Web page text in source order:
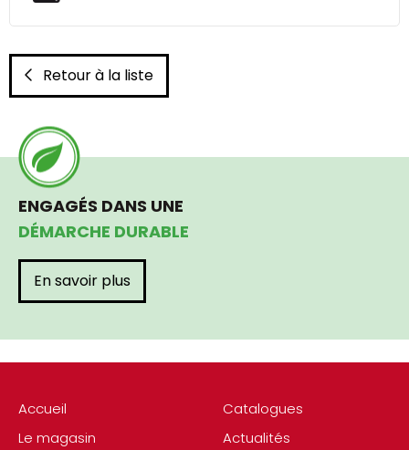
Retour à la liste
Accueil
Le magasin
Catalogues
Actualités
ENGAGÉS DANS UNE
DÉMARCHE DURABLE
En savoir plus